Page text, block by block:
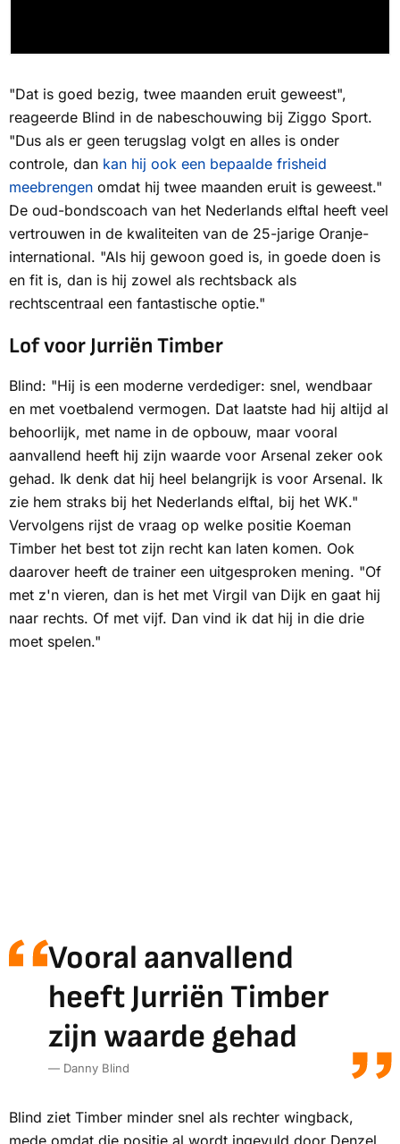
"Dat is goed bezig, twee maanden eruit geweest",
reageerde Blind in de nabeschouwing bij Ziggo Sport.
"Dus als er geen terugslag volgt en alles is onder
controle, dan kan hij ook een bepaalde frisheid
meebrengen omdat hij twee maanden eruit is geweest."
De oud-bondscoach van het Nederlands elftal heeft veel
vertrouwen in de kwaliteiten van de 25-jarige Oranje-
international. "Als hij gewoon goed is, in goede doen is
en fit is, dan is hij zowel als rechtsback als
rechtscentraal een fantastische optie."
Lof voor Jurriën Timber
Blind: "Hij is een moderne verdediger: snel, wendbaar
en met voetbalend vermogen. Dat laatste had hij altijd al
behoorlijk, met name in de opbouw, maar vooral
aanvallend heeft hij zijn waarde voor Arsenal zeker ook
gehad. Ik denk dat hij heel belangrijk is voor Arsenal. Ik
zie hem straks bij het Nederlands elftal, bij het WK."
Vervolgens rijst de vraag op welke positie Koeman
Timber het best tot zijn recht kan laten komen. Ook
daarover heeft de trainer een uitgesproken mening. "Of
met z'n vieren, dan is het met Virgil van Dijk en gaat hij
naar rechts. Of met vijf. Dan vind ik dat hij in die drie
moet spelen."
Vooral aanvallend
heeft Jurriën Timber
zijn waarde gehad
— Danny Blind
Blind ziet Timber minder snel als rechter wingback,